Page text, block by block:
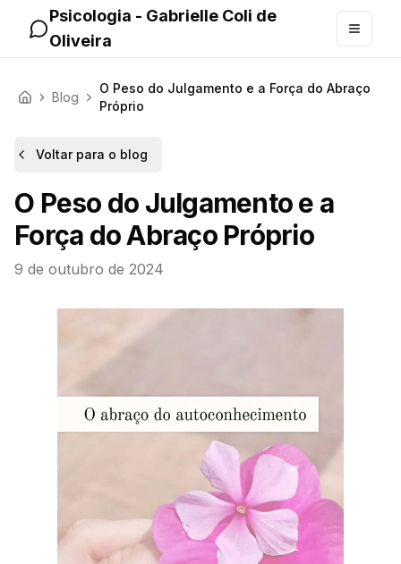
Pular para o conteúdo principal
Psicologia - Gabrielle Coli de
Oliveira
Abrir
Início Blog
O Peso do Julgamento e a Força do Abraço
Próprio
Voltar para o blog
O Peso do Julgamento e a
Força do Abraço Próprio
9 de outubro de 2024